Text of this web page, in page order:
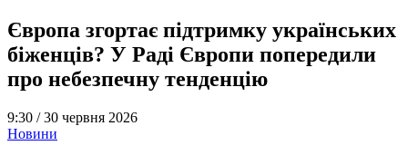
Європа згортає підтримку українських
біженців? У Раді Європи попередили
про небезпечну тенденцію
9:30 /30 червня 2026
Новини